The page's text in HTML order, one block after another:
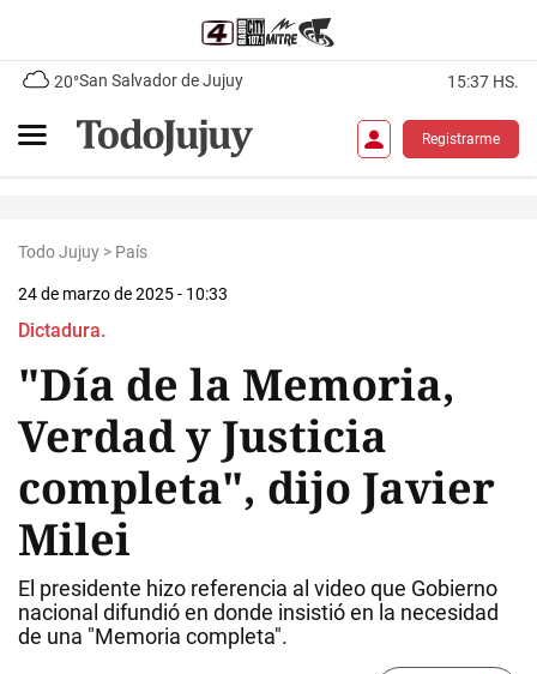
20°San Salvador de Jujuy 15:37 HS.
Registrarme
Todo Jujuy > País
24 de marzo de 2025 - 10:33
Dictadura.
"Día de la Memoria,
Verdad y Justicia
completa", dijo Javier
Milei
El presidente hizo referencia al video que Gobierno
nacional difundió en donde insistió en la necesidad
de una "Memoria completa".